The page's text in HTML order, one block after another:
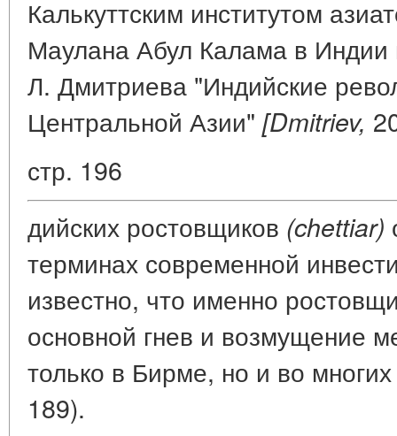
Калькуттским институтом
Маулана Абул Калама в
Л. Дмитриева "Индийские
Центральной Азии" [Dmitriev,
стр. 196
дийских ростовщиков (chettiar)
терминах современной
известно, что именно
основной гнев и возмущение
только в Бирме, но и во
189).